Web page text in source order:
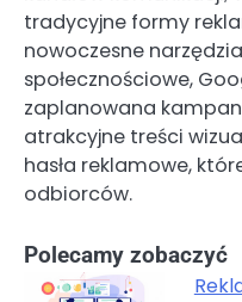
tradycyjne formy
nowoczesne
społecznościowe,
zaplanowana
atrakcyjne treści
hasła reklamowe,
odbiorców.
Polecamy zobaczyć